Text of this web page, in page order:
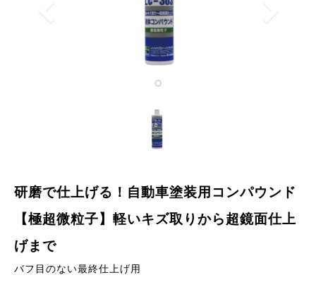
研磨で仕上げる！自動車塗装用コンパウンド
【極超微粒子】軽いキズ取りから超鏡面仕上
げまで
バフ目のない最終仕上げ用